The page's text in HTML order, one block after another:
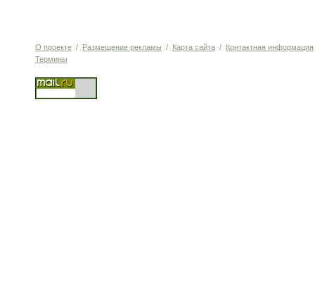
О проекте / Размещение рекламы / Карта сайта / Контактная информация
Термины